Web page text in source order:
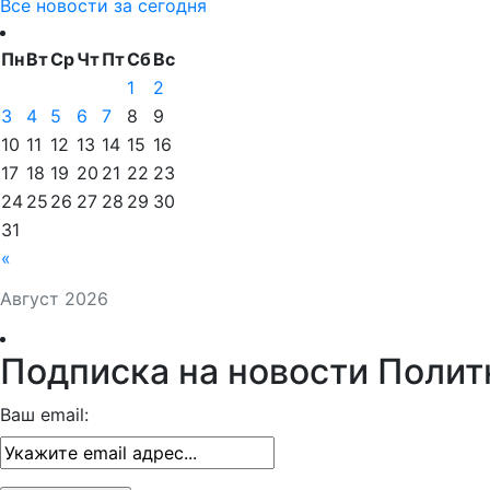
Все новости за сегодня
Август 2026
ПнВтСрЧтПтСбВс
«
1
2
3
4 5 6 7 8
9
10 11 12 13 14 15 16
17 18 19 20 21 22 23
24 25 26 27 28 29 30
31
Подписка на новости
Ваш email: